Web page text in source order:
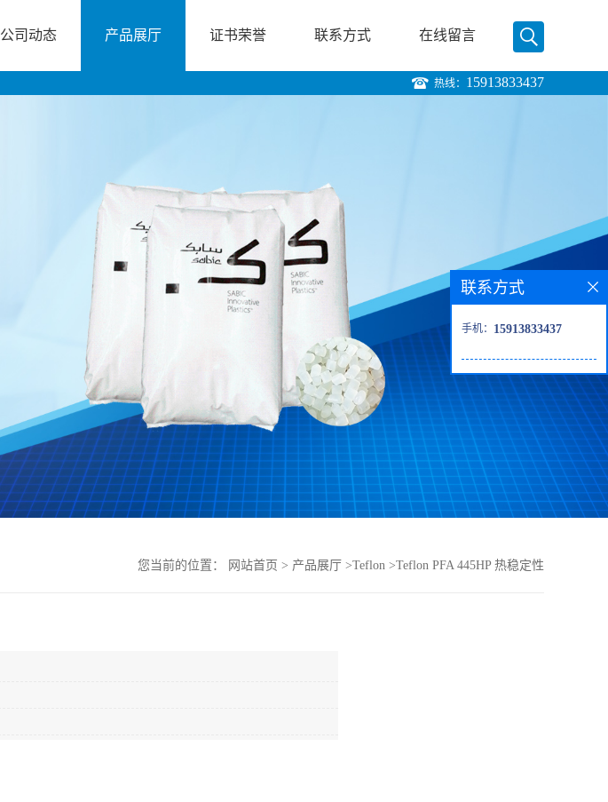
公司动态 产品展厅 证书荣誉 联系方式 在线留言
热线： 15913833437
您当前的位置： 网站首页 > 产品展厅 >Teflon >Teflon PFA 445HP 热稳定性
联系方式
手机： 15913833437